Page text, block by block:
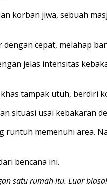
korban jiwa, sebuah
cepat, melahap
jelas intensitas
tampak utuh,
situasi usai kebakaran
memenuhi area.
bencana ini.
satu rumah itu. Luar biasa!